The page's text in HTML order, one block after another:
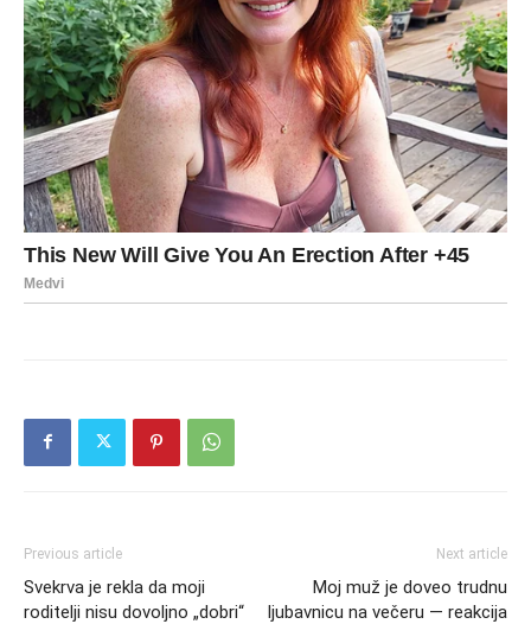
Previous article
Svekrva je rekla da moji
roditelji nisu dovoljno „dobri“
Next article
Moj muž je doveo trudnu
ljubavnicu na večeru — reakcija